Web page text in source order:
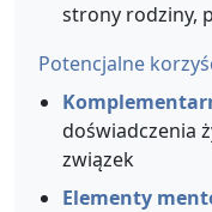
strony rodziny,
Potencjalne
doświadczenia
związek
Elementy